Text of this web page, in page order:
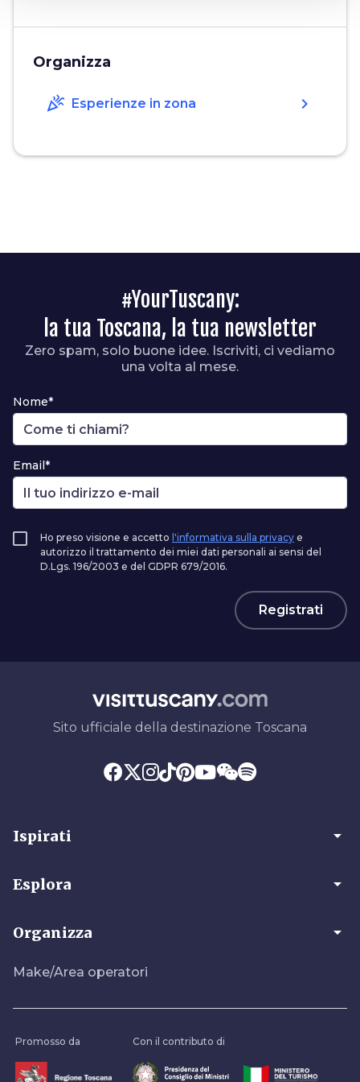
Organizza
celebration Esperienze in zona chevron_right
#YourTuscany:
la tua Toscana, la tua newsletter
Zero spam, solo buone idee. Iscriviti, ci vediamo
una volta al mese.
Nome*
Email*
Ho preso visione e accetto l'informativa sulla privacy e
autorizzo il trattamento dei miei dati personali ai sensi del
D.Lgs. 196/2003 e del GDPR 679/2016.
Registrati
Sito ufficiale della destinazione Toscana
Ispirati arrow_drop_down
Esplora arrow_drop_down
Organizza arrow_drop_down
Make/Area operatori
Promosso da Con il contributo di